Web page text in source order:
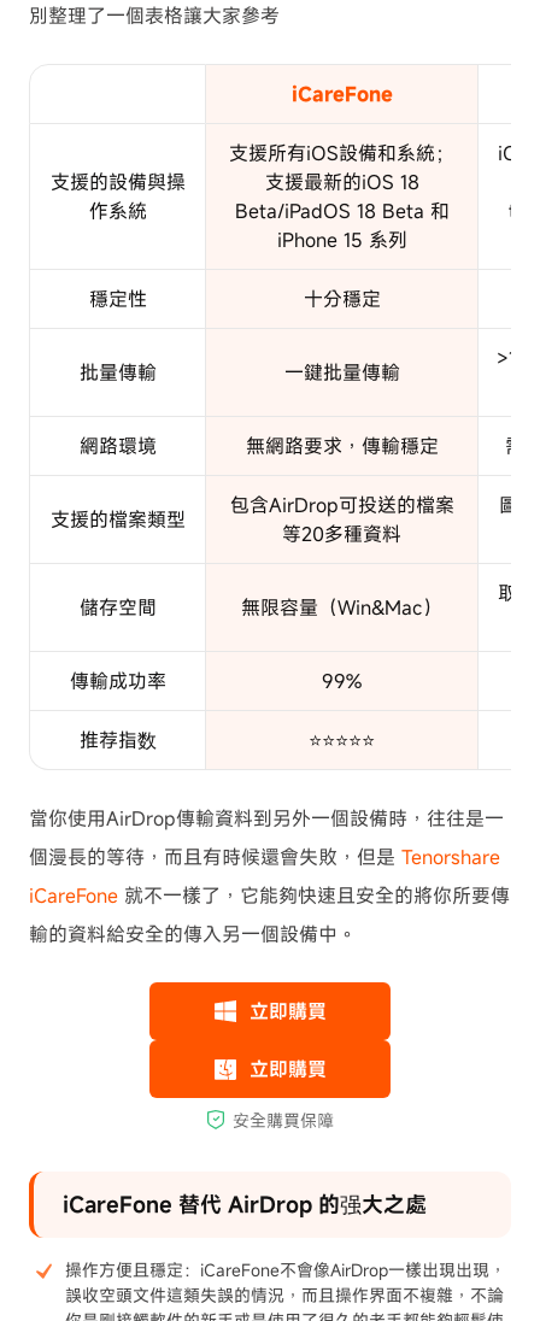
別整理了一個表格讓大家參考
iCareFone
支援的設備與操
作系統
支援所有iOS設備和系統；
支援最新的iOS 18
Beta/iPadOS 18 Beta 和
iPhone 15 系列
iOS
穩定性 十分穩定
批量傳輸 一鍵批量傳輸
網路環境 無網路要求，傳輸穩定 需
支援的檔案類型
包含AirDrop可投送的檔案
等20多種資料
圖
儲存空間 無限容量（Win&Mac）
取
傳輸成功率 99%
推荐指数 ⭐⭐⭐⭐⭐
當你使用AirDrop傳輸資料到另外一個設備時，往往是一
個漫長的等待，而且有時候還會失敗，但是 Tenorshare
iCareFone 就不一樣了，它能夠快速且安全的將你所要傳
輸的資料給安全的傳入另一個設備中。
iCareFone 替代 AirDrop 的强大之處
操作方便且穩定：iCareFone不會像AirDrop一樣出現出現，
誤收空頭文件這類失誤的情況，而且操作界面不複雜，不論